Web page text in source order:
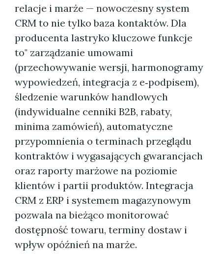
relacje i marże — nowoczesny system
CRM to nie tylko baza kontaktów. Dla
producenta lastryko kluczowe funkcje
to" zarządzanie umowami
(przechowywanie wersji, harmonogramy
wypowiedzeń, integracja z e‑podpisem),
śledzenie warunków handlowych
(indywidualne cenniki B2B, rabaty,
minima zamówień), automatyczne
przypomnienia o terminach przeglądu
kontraktów i wygasających gwarancjach
oraz raporty marżowe na poziomie
klientów i partii produktów. Integracja
CRM z ERP i systemem magazynowym
pozwala na bieżąco monitorować
dostępność towaru, terminy dostaw i
wpływ opóźnień na marże.